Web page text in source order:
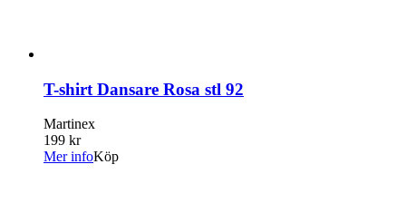
T-shirt Dansare Rosa stl 92
Martinex
199 kr
Mer infoKöp